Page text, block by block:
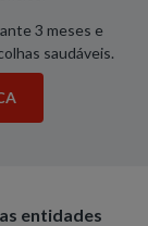
3 meses e
saudáveis.
entidades